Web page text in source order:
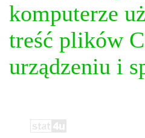
komputerze
treść plików
urządzeniu i